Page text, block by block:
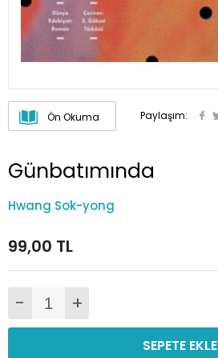
Ön Okuma Paylaşım:
Günbatımında
Hwang Sok-yong
99,00 TL
- +
SEPETE EKLE